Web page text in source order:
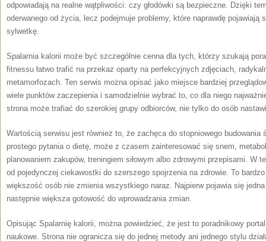
odpowiadają na realne wątpliwości: czy głodówki są bezpieczne. Dzięki
oderwanego od życia, lecz podejmuje problemy, które naprawdę pojawiają
sylwetkę.
Spalarnia kalorii może być szczególnie cenna dla tych, którzy szukają
fitnessu łatwo trafić na przekaz oparty na perfekcyjnych zdjęciach,
metamorfozach. Ten serwis można opisać jako miejsce bardziej
wiele punktów zaczepienia i samodzielnie wybrać to, co dla niego
strona może trafiać do szerokiej grupy odbiorców, nie tylko do osób
Wartością serwisu jest również to, że zachęca do stopniowego
prostego pytania o dietę, może z czasem zainteresować się snem,
planowaniem zakupów, treningiem siłowym albo zdrowymi przepisami. W
od pojedynczej ciekawostki do szerszego spojrzenia na zdrowie. To
większość osób nie zmienia wszystkiego naraz. Najpierw pojawia się
następnie większa gotowość do wprowadzania zmian.
Opisując Spalarnię kalorii, można powiedzieć, że jest to poradnikowy
naukowe. Strona nie ogranicza się do jednej metody ani jednego stylu